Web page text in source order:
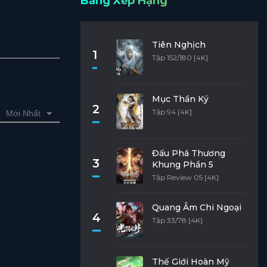
Mới Nhất
1
Tiên Nghịch
Tập 152/180 [4K]
2
Mục Thần Ký
Tập 94 [4K]
3
Đấu Phá Thương
Khung Phần 5
Tập Review 05 [4K]
4
Quang Âm Chi Ngoại
Tập 33/78 [4K]
Thế Giới Hoàn Mỹ